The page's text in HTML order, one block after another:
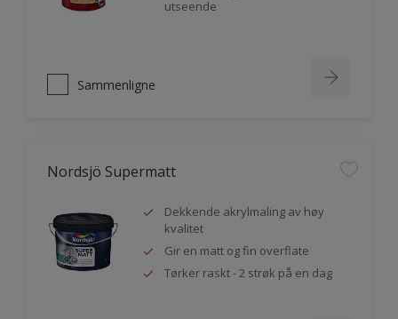
utseende
Sammenligne
Nordsjö Supermatt
Dekkende akrylmaling av høy
kvalitet
Gir en matt og fin overflate
Tørker raskt - 2 strøk på en dag